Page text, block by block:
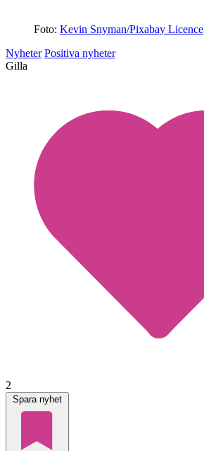
Foto: Kevin Snyman/Pixabay Licence
Nyheter Positiva nyheter
Gilla
2
Spara nyhet